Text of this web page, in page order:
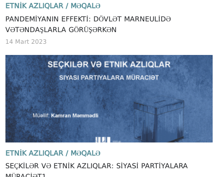
ETNIK AZLIQLAR / MƏQALƏ
PANDEMIYANIN EFFEKTI: DÖVLƏT MARNEULIDƏ
VƏTƏNDAŞLARLA GÖRÜŞƏRKƏN
14 Mart 2023
ETNIK AZLIQLAR / MƏQALƏ
SEÇKILƏR VƏ ETNIK AZLIQLAR: SIYASI PARTIYALARA